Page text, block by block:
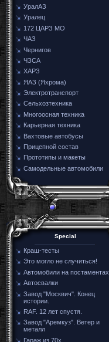
УралАЗ
Уралец
172 ЦАРЗ МО
ЧАЗ
Чернигов
ЧЗСА
ХАРЗ
ЯАЗ (Яхрома)
Электротранспорт
Сельхозтехника
Многоосная техника
Карьерная техника
Вахтовые автобусы
Прицепной состав
Прототипы и макеты
Самодельные автомобили
Special
Краш-тесты
Это могло не случиться!
Автомобили на постаментах
Автосвалки
Завод "Москвич". Конец
истории.
RAF. 12 лет спустя.
Завод "Аремкуз". Ветер и
металл
Гараж из 70х